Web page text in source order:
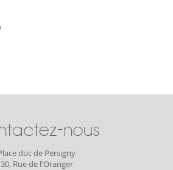
nous
duc de Persigny
30, Rue de l'Oranger